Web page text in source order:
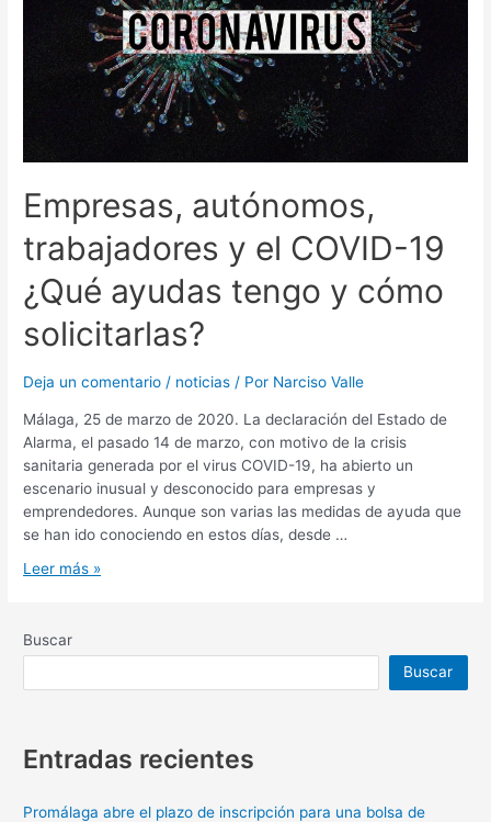
Empresas, autónomos,
trabajadores y el COVID-19
¿Qué ayudas tengo y cómo
solicitarlas?
Deja un comentario / noticias / Por Narciso Valle
Málaga, 25 de marzo de 2020. La declaración del Estado de
Alarma, el pasado 14 de marzo, con motivo de la crisis
sanitaria generada por el virus COVID-19, ha abierto un
escenario inusual y desconocido para empresas y
emprendedores. Aunque son varias las medidas de ayuda que
se han ido conociendo en estos días, desde …
Leer más »
Buscar
Buscar
Entradas recientes
Promálaga abre el plazo de inscripción para una bolsa de